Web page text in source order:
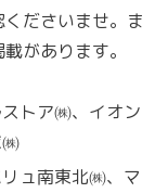
ださいませ。ま
があります。
トア㈱、イオン
ュ南東北㈱、マ